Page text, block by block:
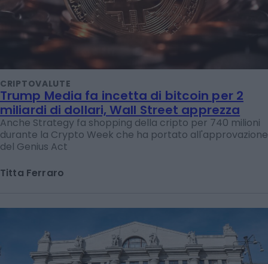
CRIPTOVALUTE
Trump Media fa incetta di bitcoin per 2
miliardi di dollari, Wall Street apprezza
Anche Strategy fa shopping della cripto per 740 milioni
durante la Crypto Week che ha portato all'approvazione
del Genius Act
Titta Ferraro